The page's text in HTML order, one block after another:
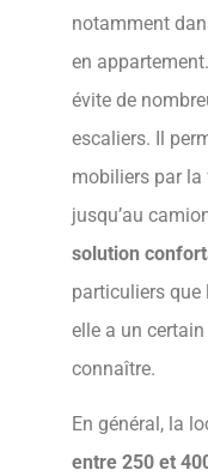
notamment
en
évite de
escaliers. Il
mobiliers par la
jusqu’au
solution
particuliers que
elle a un
connaître.
En général, la
entre 250 et